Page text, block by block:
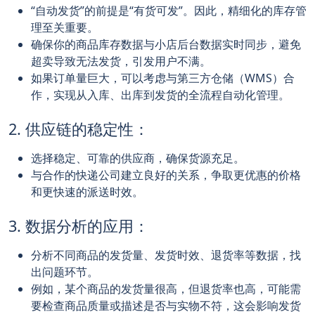
“自动发货”的前提是“有货可发”。因此，精细化的库存管
理至关重要。
确保你的商品库存数据与小店后台数据实时同步，避免
超卖导致无法发货，引发用户不满。
如果订单量巨大，可以考虑与第三方仓储（WMS）合
作，实现从入库、出库到发货的全流程自动化管理。
2. 供应链的稳定性：
选择稳定、可靠的供应商，确保货源充足。
与合作的快递公司建立良好的关系，争取更优惠的价格
和更快速的派送时效。
3. 数据分析的应用：
分析不同商品的发货量、发货时效、退货率等数据，找
出问题环节。
例如，某个商品的发货量很高，但退货率也高，可能需
要检查商品质量或描述是否与实物不符，这会影响发货